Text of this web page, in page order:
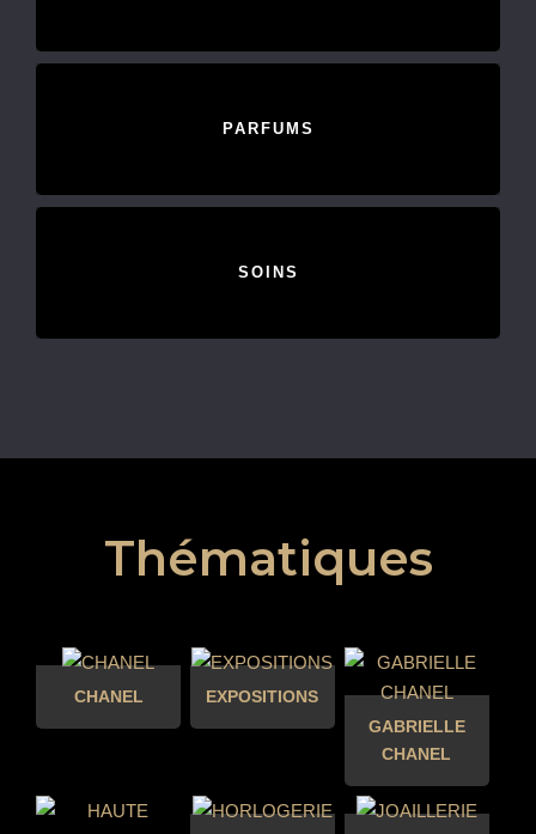
PARFUMS
SOINS
Thématiques
CHANEL
EXPOSITIONS
GABRIELLE
CHANEL